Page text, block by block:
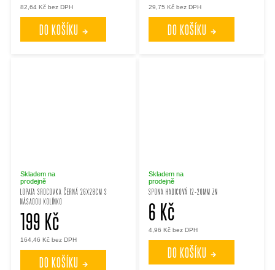
82,64 Kč bez DPH
DO KOŠÍKU
29,75 Kč bez DPH
DO KOŠÍKU
LOPATA SRDCOVKA ČERNÁ 26X28CM S
NÁSADOU KOLÍNKO
Skladem na
prodejně
164,46 Kč bez DPH
199 Kč
DO KOŠÍKU
SPONA HADICOVÁ 12-20MM ZN
Skladem na
prodejně
4,96 Kč bez DPH
6 Kč
DO KOŠÍKU